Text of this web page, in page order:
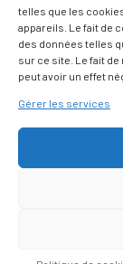
telles que les
appareils. Le fait de
des données telles
sur ce site. Le fait
peut avoir un effet
Gérer les services
Ce site est protégé